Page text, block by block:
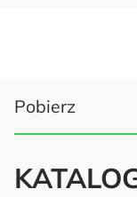
Pobierz